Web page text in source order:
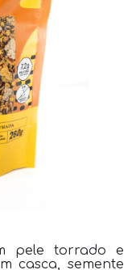
pele torrado e
casca, semente